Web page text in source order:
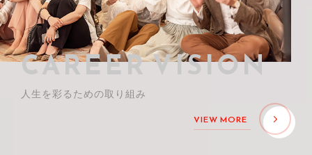
CAREER VISION
人生を彩るための取り組み
VIEW MORE